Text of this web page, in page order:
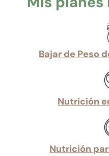
Bajar de Peso
Nutrición
Nutrición